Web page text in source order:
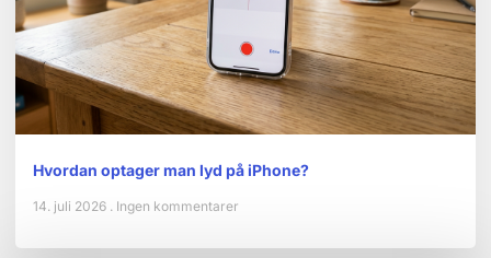
Hvordan optager man lyd på iPhone?
14. juli 2026 Ingen kommentarer